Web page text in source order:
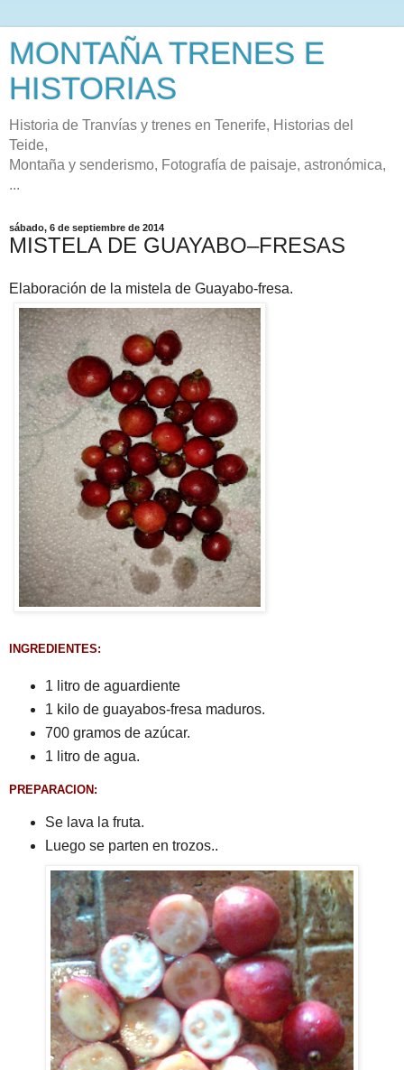
MONTAÑA TRENES E
HISTORIAS
Historia de Tranvías y trenes en Tenerife, Historias del
Teide,
Montaña y senderismo, Fotografía de paisaje, astronómica,
...
sábado, 6 de septiembre de 2014
MISTELA DE GUAYABO–FRESAS
Elaboración de la mistela de Guayabo-fresa.
INGREDIENTES:
1 litro de aguardiente
1 kilo de guayabos-fresa maduros.
700 gramos de azúcar.
1 litro de agua.
PREPARACION:
Se lava la fruta.
Luego se parten en trozos..